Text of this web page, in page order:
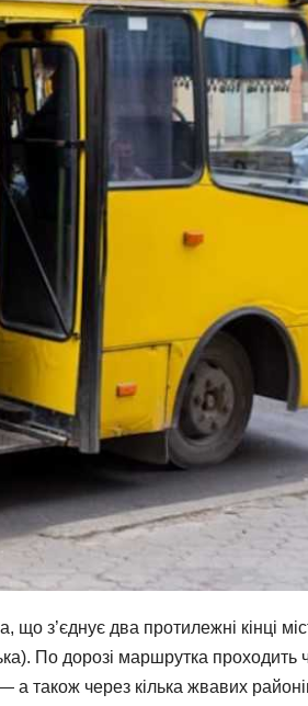
з’єднує два протилежні кінці
По дорозі маршрутка проходить
також через кілька жвавих